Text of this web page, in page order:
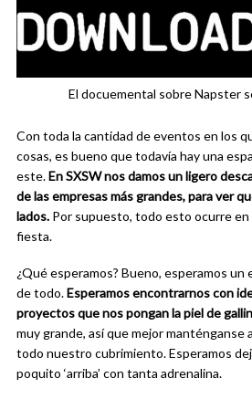
El docuemental sobre Napster
Con toda la cantidad de eventos en los
cosas, es bueno que todavía hay una
este.EnSXSW nos damos un ligero
de las empresas más grandes, para ver
lados. Por supuesto, todo esto ocurre en
fiesta.
¿Qué esperamos? Bueno, esperamos un
de todo.Esperamos encontrarnos con
proyectos que nos pongan la piel de
muy grande, así que mejor manténganse
todo nuestro cubrimiento. Esperamos
poquito ‘arriba’ con tanta adrenalina.